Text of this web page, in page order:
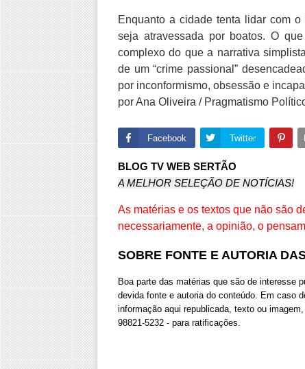
Enquanto a cidade tenta lidar com
seja atravessada por boatos. O
complexo do que a narrativa
de um “crime passional”
por inconformismo, obsessão e
por Ana Oliveira / Pragmatismo
Facebook Twitter
BLOG TV WEB SERTÃO
A MELHOR SELEÇÃO DE NOTÍCIAS!
As matérias e os textos que não são
necessariamente, a opinião, o
SOBRE FONTE E AUTORIA
Boa parte das matérias que são de interesse
devida fonte e autoria do conteúdo. Em caso
informação aqui republicada, texto ou
98821-5232 - para ratificações.